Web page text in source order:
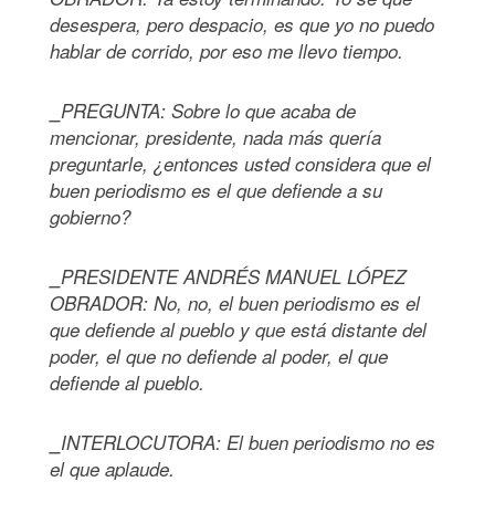
desespera, pero despacio, es que yo no puedo
hablar de corrido, por eso me llevo tiempo.
⎯PREGUNTA: Sobre lo que acaba de
mencionar, presidente, nada más quería
preguntarle, ¿entonces usted considera que el
buen periodismo es el que defiende a su
gobierno?
⎯PRESIDENTE ANDRÉS MANUEL LÓPEZ
OBRADOR: No, no, el buen periodismo es el
que defiende al pueblo y que está distante del
poder, el que no defiende al poder, el que
defiende al pueblo.
⎯INTERLOCUTORA: El buen periodismo no es
el que aplaude.